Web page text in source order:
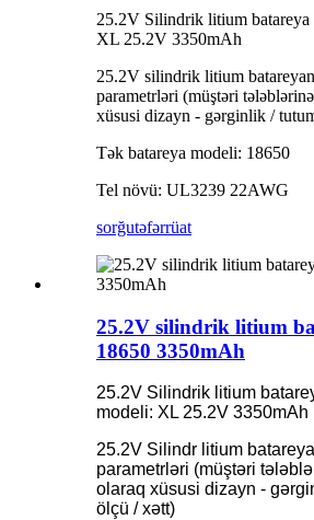
25.2V Silindrik litium batareya
XL 25.2V 3350mAh
25.2V silindrik litium
parametrləri (müştəri
xüsusi dizayn - gərginlik /
Tək batareya modeli: 18650
Tel növü: UL3239 22AWG
sorğutəfərrüat
25.2V silindrik litium
18650 3350mAh
25.2V Silindrik litium
modeli: XL 25.2V 3350mAh
25.2V Silindr litium
parametrləri (müştəri
olaraq xüsusi dizayn -
ölçü / xətt)